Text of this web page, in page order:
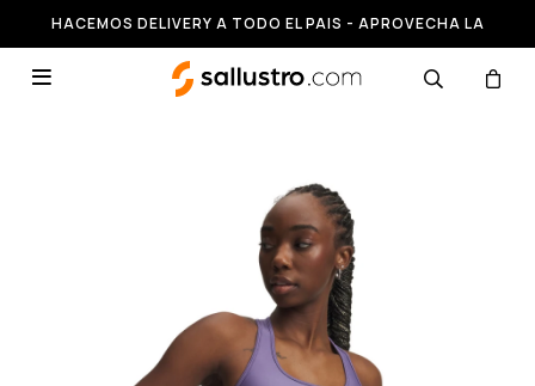
HACEMOS DELIVERY A TODO EL PAIS - APROVECHA LA
RUNNING HASTA 50% OFF
